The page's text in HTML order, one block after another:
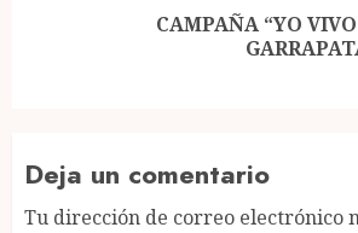
CAMPAÑA “YO
Deja un comentario
Tu dirección de correo electrónico